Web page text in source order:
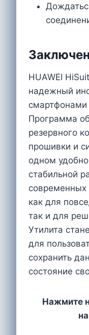
HUAWEI
надежный
смартфонами
Программа
резервного
прошивки и
одном
стабильной
современных
как для
так и для
Утилита
для
сохранить
состояние
Нажмите